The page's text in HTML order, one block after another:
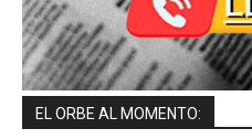
EL ORBE AL MOMENTO: